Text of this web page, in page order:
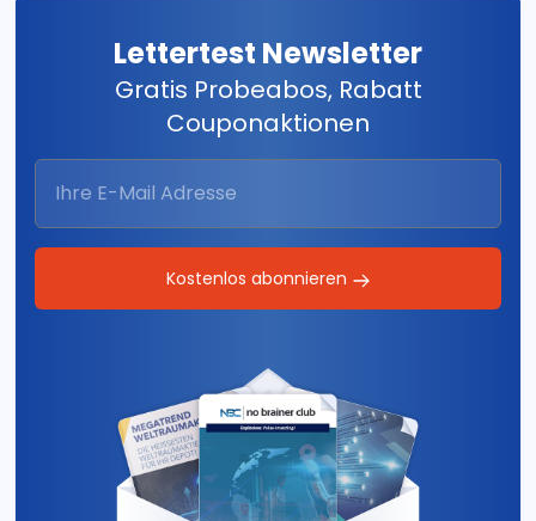
Lettertest Newsletter
Gratis Probeabos, Rabatt
Couponaktionen
Kostenlos abonnieren